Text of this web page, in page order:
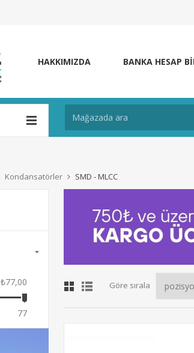
HAKKIMIZDA BANKA HESAP
Kondansatörler SMD - MLCC
Göre sırala
₺77,00
77